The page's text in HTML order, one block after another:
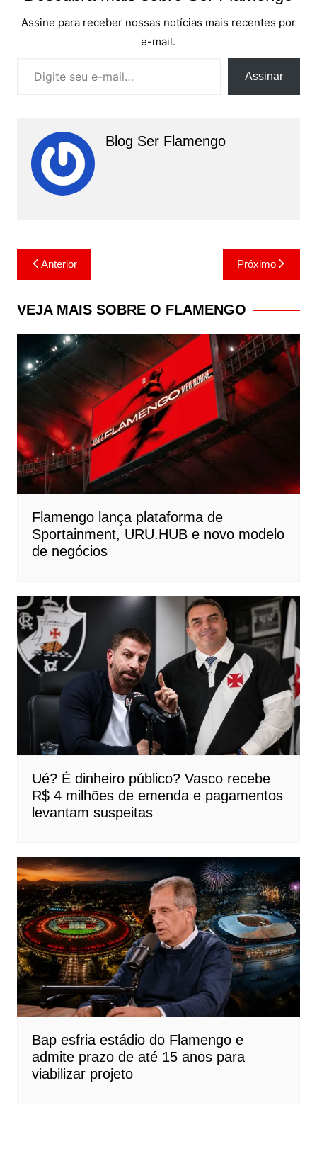
Assine para receber nossas notícias mais recentes por
e-mail.
Assinar
Blog Ser Flamengo
Navegação
de
Post
Anterior Próximo
VEJA MAIS SOBRE O FLAMENGO
Flamengo lança plataforma de
Sportainment, URU.HUB e novo modelo
de negócios
Ué? É dinheiro público? Vasco recebe
R$ 4 milhões de emenda e pagamentos
levantam suspeitas
Bap esfria estádio do Flamengo e
admite prazo de até 15 anos para
viabilizar projeto